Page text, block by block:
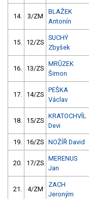
14. 3/ZM
BLAŽEK
Antonín
15. 12/ZS
SUCHÝ
Zbyšek
16. 13/ZS
MRŮZEK
Šimon
17. 14/ZS
PEŠKA
Václav
18. 15/ZS
KRATOCHVÍL
Devi
19. 16/ZS NOŽÍŘ David
20. 17/ZS
MERENUS
Jan
21. 4/ZM
ZACH
Jeroným